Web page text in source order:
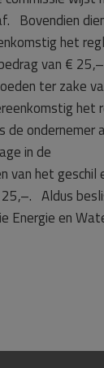
Bovendien
het
van €
ter zake
het
de ondernemer
in de
van het geschil
25,–. Aldus
Energie en